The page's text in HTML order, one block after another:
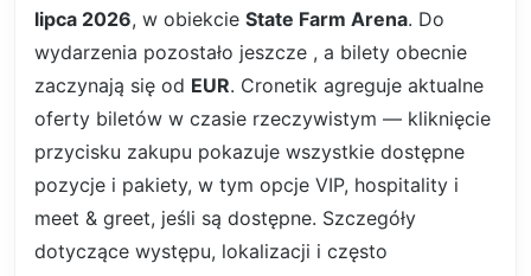
lipca 2026, w obiekcie State Farm Arena. Do
wydarzenia pozostało jeszcze , a bilety obecnie
zaczynają się od EUR. Cronetik agreguje aktualne
oferty biletów w czasie rzeczywistym — kliknięcie
przycisku zakupu pokazuje wszystkie dostępne
pozycje i pakiety, w tym opcje VIP, hospitality i
meet & greet, jeśli są dostępne. Szczegóły
dotyczące występu, lokalizacji i często